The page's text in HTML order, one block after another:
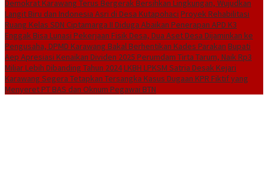
Demokrat Karawang Terus Bergerak Bersihkan Lingkungan, Wujudkan
Langit Biru dan Indonesia Asri di Desa Kutapohaci Proyek Rehabilitasi
Ruang Kelas SDN Ciptamarga II Diduga Abaikan Penerapan APD K3
Enggak Bisa Lunasi Pekerjaan Fisik Desa, Dua Aset Desa Dijaminkan ke
Pengusaha, DPMD Karawang Bakal Berhentikan Kades Parakan Bupati
Aep Apresiasi Kenaikan Dividen 2025 Perumdam Tirta Tarum, Naik Rp3
Miliar Lebih Dibanding Tahun 2024LKBH LPKSM Satria Desak Kejari
Karawang Segera Tetapkan Tersangka Kasus Dugaan KPR Fiktif yang
Menyeret PT BAS dan Oknum Pegawai BTN